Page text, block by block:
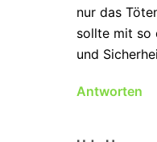
nur das
sollte mit so
und
Antworten